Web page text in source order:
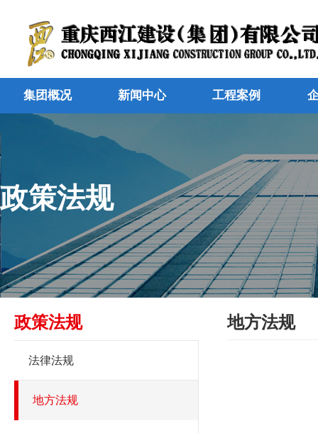
集团概况 新闻中心 工程案例
政策法规
政策法规
法律法规
地方法规
地方法规